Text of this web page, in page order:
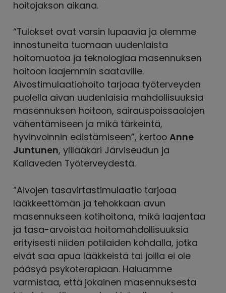
hoitojakson aikana.
“Tulokset ovat varsin lupaavia ja olemme
innostuneita tuomaan uudenlaista
hoitomuotoa ja teknologiaa masennuksen
hoitoon laajemmin saataville.
Aivostimulaatiohoito tarjoaa työterveyden
puolella aivan uudenlaisia mahdollisuuksia
masennuksen hoitoon, sairauspoissaolojen
vähentämiseen ja mikä tärkeintä,
hyvinvoinnin edistämiseen”, kertooAnne
Juntunen, ylilääkäri Järviseudun ja
Kallaveden Työterveydestä.
”Aivojen tasavirtastimulaatio tarjoaa
lääkkeettömän ja tehokkaan avun
masennukseen kotihoitona, mikä laajentaa
ja tasa-arvoistaa hoitomahdollisuuksia
erityisesti niiden potilaiden kohdalla, jotka
eivät saa apua lääkkeistä tai joilla ei ole
pääsyä psykoterapiaan. Haluamme
varmistaa, että jokainen masennuksesta